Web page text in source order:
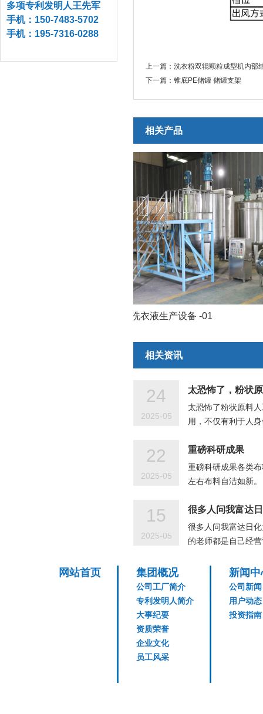
多项专利发明人王先军
手机：150-7483-5702
手机：195-7316-0288
上一篇： 洗衣粉双辊颗粒成型机内部
下一篇： 锥底PE储罐 储罐支架
相关产品
洗衣液生产设备 -01
相关资讯
24
2025-05
太恐怖了，粉状
太恐怖了粉状原料
用，不仅有利于人
22
2025-05
重磅科研成果
重磅科研成果各类
左右布料自洁如新。
15
2025-05
很多人问我富达
很多人问我富达日
的老师都是自己经
网站首页 集团概况
公司工厂简介
专利发明人简介
大事纪要
资质荣誉
企业文化
员工风采
新闻中
公司新闻
用户动态
投资指南